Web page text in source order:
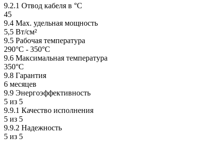
9.2.1 Отвод кабеля в °С
45
9.4 Мах. удельная мощность
5,5 Вт/см²
9.5 Рабочая температура
290°С - 350°С
9.6 Максимальная температура
350°С
9.8 Гарантия
6 месяцев
9.9 Энергоэффективность
5 из 5
9.9.1 Качество исполнения
5 из 5
9.9.2 Надежность
5 из 5